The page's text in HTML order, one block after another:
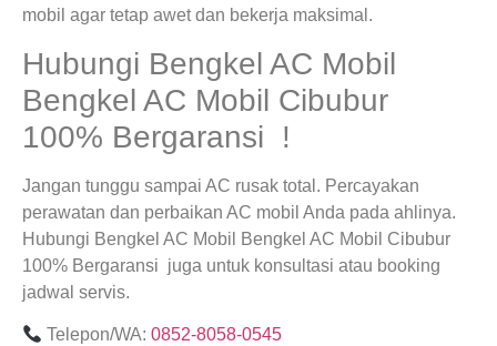
mobil agar tetap awet dan bekerja maksimal.
Hubungi Bengkel AC Mobil
Bengkel AC Mobil Cibubur
100% Bergaransi !
Jangan tunggu sampai AC rusak total. Percayakan
perawatan dan perbaikan AC mobil Anda pada ahlinya.
Hubungi Bengkel AC Mobil Bengkel AC Mobil Cibubur
100% Bergaransi juga untuk konsultasi atau booking
jadwal servis.
Telepon/WA:0852-8058-0545